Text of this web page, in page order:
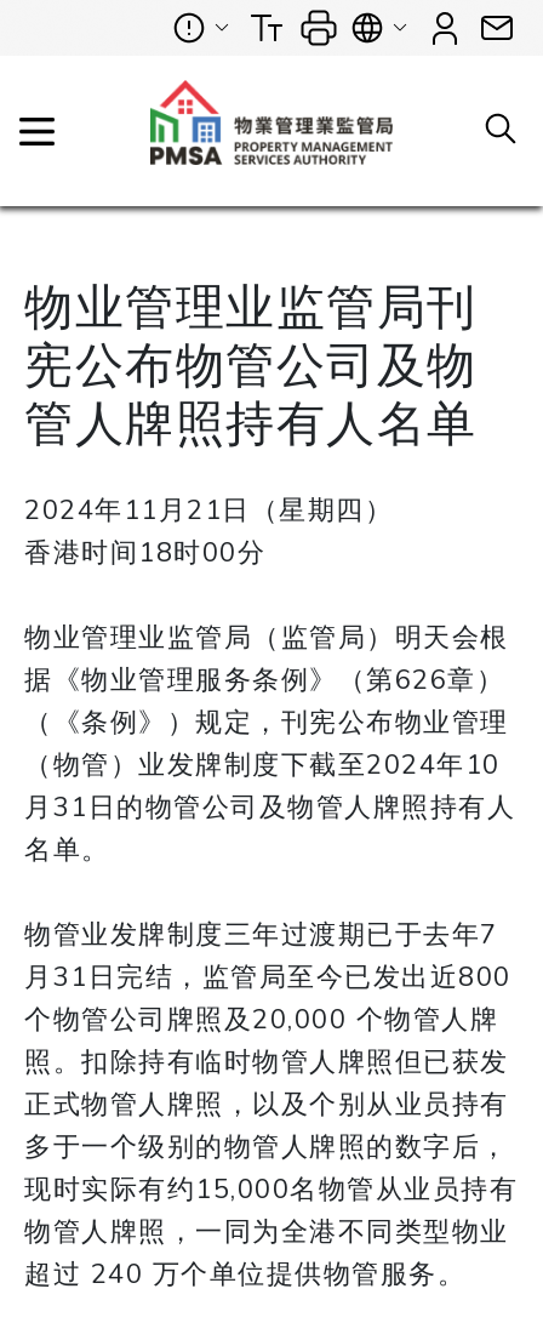
物业管理业监管局刊
宪公布物管公司及物
管人牌照持有人名单
2024年11月21日（星期四）
香港时间18时00分
物业管理业监管局（监管局）明天会根
据《物业管理服务条例》（第626章）
（《条例》）规定，刊宪公布物业管理
（物管）业发牌制度下截至2024年10
月31日的物管公司及物管人牌照持有人
名单。
物管业发牌制度三年过渡期已于去年7
月31日完结，监管局至今已发出近800
个物管公司牌照及20,000 个物管人牌
照。扣除持有临时物管人牌照但已获发
正式物管人牌照，以及个别从业员持有
多于一个级别的物管人牌照的数字后，
现时实际有约15,000名物管从业员持有
物管人牌照，一同为全港不同类型物业
超过 240 万个单位提供物管服务。